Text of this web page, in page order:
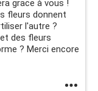
grace à vous !
fleurs donnent
l'autre ?
des fleurs
? Merci encore